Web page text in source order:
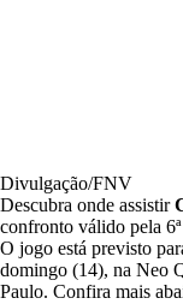
Divulgação/FNV
Descubra onde assistir
confronto válido pela
O jogo está previsto
domingo (14), na Neo
Paulo. Confira mais